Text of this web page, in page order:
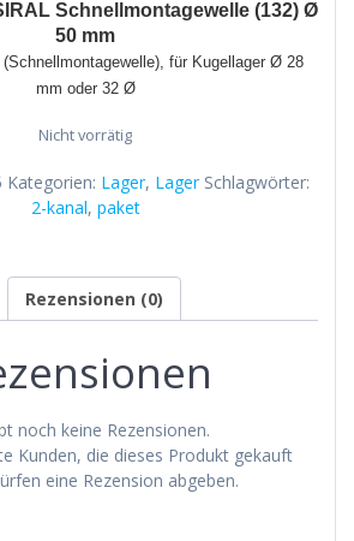
Schnellmontagewelle (132) Ø
50 mm
für Kugellager Ø 28
mm oder 32 Ø
Nicht vorrätig
Kategorien: Lager, Lager Schlagwörter:
2-kanal, paket
Rezensionen (0)
noch keine Rezensionen.
Kunden, die dieses Produkt gekauft
eine Rezension abgeben.